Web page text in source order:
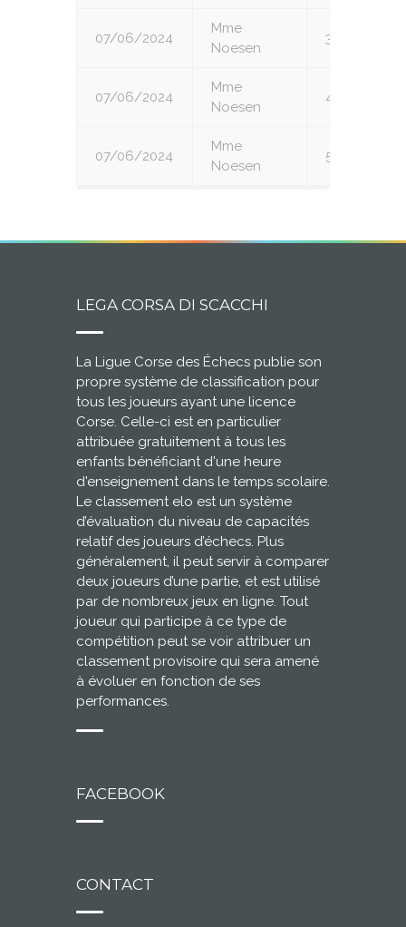
07/06/2024
Mme
Noesen
3
07/06/2024
Mme
Noesen
4
07/06/2024
Mme
Noesen
5
LEGA CORSA DI SCACCHI
La Ligue Corse des Échecs publie son
propre système de classification pour
tous les joueurs ayant une licence
Corse. Celle-ci est en particulier
attribuée gratuitement à tous les
enfants bénéficiant d'une heure
d'enseignement dans le temps scolaire.
Le classement elo est un système
d’évaluation du niveau de capacités
relatif des joueurs d’échecs. Plus
généralement, il peut servir à comparer
deux joueurs d’une partie, et est utilisé
par de nombreux jeux en ligne. Tout
joueur qui participe à ce type de
compétition peut se voir attribuer un
classement provisoire qui sera amené
à évoluer en fonction de ses
performances.
FACEBOOK
CONTACT